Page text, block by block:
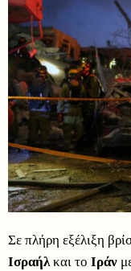
Σε πλήρη εξέλιξη
Ισραήλκαι το Ιράν